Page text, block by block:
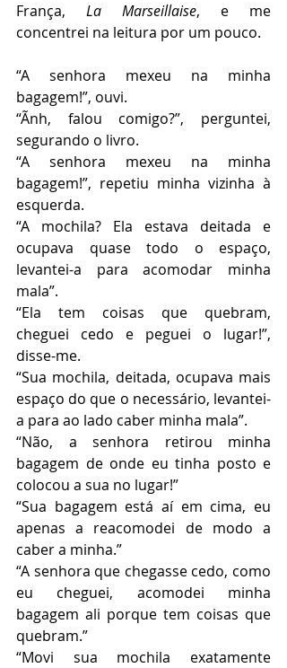
França, La Marseillaise, e me
concentrei na leitura por um pouco.
“A senhora mexeu na minha
bagagem!”, ouvi.
“Ãnh, falou comigo?”, perguntei,
segurando o livro.
“A senhora mexeu na minha
bagagem!”, repetiu minha vizinha à
esquerda.
“A mochila? Ela estava deitada e
ocupava quase todo o espaço,
levantei-a para acomodar minha
mala”.
“Ela tem coisas que quebram,
cheguei cedo e peguei o lugar!”,
disse-me.
“Sua mochila, deitada, ocupava mais
espaço do que o necessário, levantei-
a para ao lado caber minha mala”.
“Não, a senhora retirou minha
bagagem de onde eu tinha posto e
colocou a sua no lugar!”
“Sua bagagem está aí em cima, eu
apenas a reacomodei de modo a
caber a minha.”
“A senhora que chegasse cedo, como
eu cheguei, acomodei minha
bagagem ali porque tem coisas que
quebram.”
“Movi sua mochila exatamente